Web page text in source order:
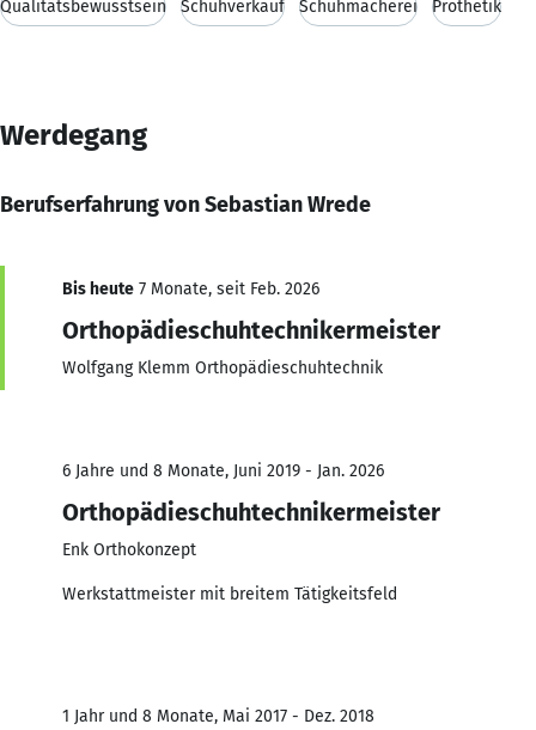
Qualitätsbewusstsein Schuhverkauf Schuhmacherei Prothetik
Werdegang
Berufserfahrung von Sebastian Wrede
Bis heute 7 Monate, seit Feb. 2026
Orthopädieschuhtechnikermeister
Wolfgang Klemm Orthopädieschuhtechnik
6 Jahre und 8 Monate, Juni 2019 - Jan. 2026
Orthopädieschuhtechnikermeister
Enk Orthokonzept
Werkstattmeister mit breitem Tätigkeitsfeld
1 Jahr und 8 Monate, Mai 2017 - Dez. 2018